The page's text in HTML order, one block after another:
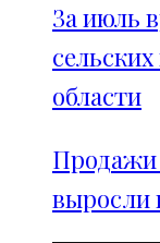
За июль
области
Продажи
выросли